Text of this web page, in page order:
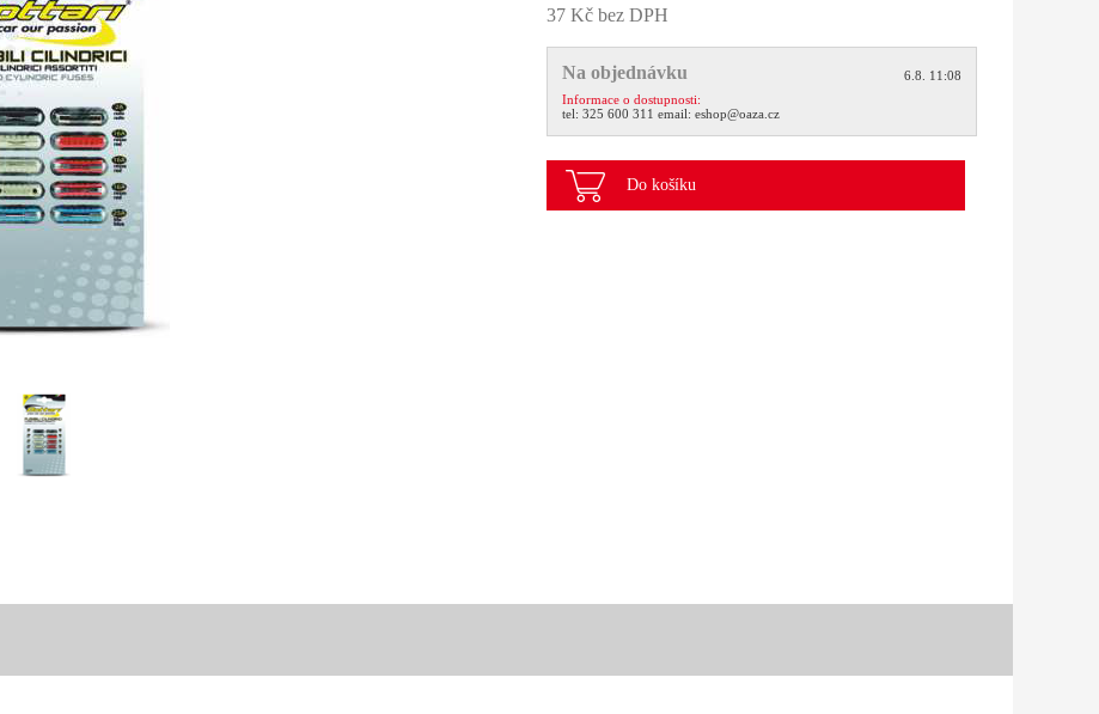
37 Kč bez DPH
Na objednávku
6.8. 11:08
Informace o dostupnosti:
tel: 325 600 311 email: eshop@oaza.cz
Do košíku